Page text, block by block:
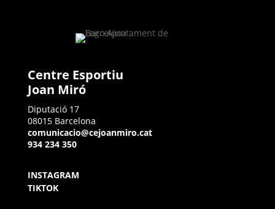
Centre Esportiu
Joan Miró
Diputació 17
08015 Barcelona
comunicacio@cejoanmiro.cat
934 234 350
INSTAGRAM
TIKTOK